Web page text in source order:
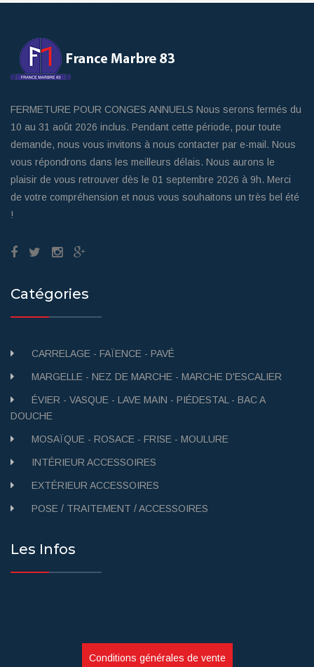
FERMETURE POUR CONGES ANNUELS Nous serons fermés du
10 au 31 août 2026 inclus. Pendant cette période, pour toute
demande, nous vous invitons à nous contacter par e-mail. Nous
vous répondrons dans les meilleurs délais. Nous aurons le
plaisir de vous retrouver dès le 01 septembre 2026 à 9h. Merci
de votre compréhension et nous vous souhaitons un très bel été
!
Catégories
CARRELAGE - FAÏENCE - PAVÉ
MARGELLE - NEZ DE MARCHE - MARCHE D'ESCALIER
ÉVIER - VASQUE - LAVE MAIN - PIÉDESTAL - BAC A
DOUCHE
MOSAÏQUE - ROSACE - FRISE - MOULURE
INTÉRIEUR ACCESSOIRES
EXTÉRIEUR ACCESSOIRES
POSE / TRAITEMENT / ACCESSOIRES
Les Infos
Conditions générales de vente